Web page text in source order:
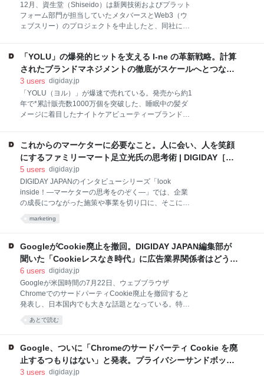
移行している。これは、商品発見やおすすめなどをAI
が生成することを考慮して、マーケターのSEO戦略を
見直す必要があることを意味している。 カリフォルニ
ラマティックマーケティングサミット（Di
12月、資生堂（Shiseido）は新興技術およびプラット
フォーム部門が担当していたメタバースとWeb3（ウ
ェブスリー）のプロジェクトを中止したと、同社に最
るリーダーシップ職の廃止を含む、資生堂内の一連の
戦略的変化に続くものだ。これらの調整は、11月に
2024年第3四半期の業績が発表されたあと数カ月のあ
いだに明らかにされた。前年と比較して、資生堂の連
結純売上高は8％落ち込み、営業利益は約6960万ドル
（約108億円）減少した。同社は通年のコア営業利益
資生堂のWeb3とメタバースのプロジェクトには、バ
ーチャルビューティー体験、NFT、メタバースコラボ
レーションが含まれていた。2
「YOLU」の爆発的ヒットを支える I-ne の革新戦略。計算
されたブランドマネジメントの徹底がスケールへとつなが
る | DIGIDAY［日本版］
3 users digiday.jp
「YOLU（ヨル）」が爆速で売れている。発売から約1
年で*累計販売数1000万個を突破した、睡眠中の髪ダ
メージに着目したナイトケアビューティーブランド
爆速で売れている。発売から約1年で*累計販売数1000
万個を突破した、睡眠中の髪ダメージに着目したナイ
トケアビューティーブランドだ。累計1億6000万本を
売り上げている「BOTANIST（ボタニスト）」（同
社）の再来と言われ、2023年のドラッグストア市場で
は売り上げ1位を獲得。 *「YOLU」全カテゴリーの累
とも売れたヘアケアブランドということになる。爆発
ne（アイエヌイー）のセオリーがあった。 企業の成長
につながった施策や事業を切り
これからのマーケターに必要なこと。人に会い、人を笑顔
にするファミリーマート足立光氏の思考術 | DIGIDAY［日
本版］
5 users digiday.jp
DIGIDAY JAPANのインタビューシリーズ「look
inside！―マーケターの思考をのぞく―」では、企業
の成長につながった施策や事業を切り口に、そこに秘
量」「 […] DIGIDAY JAPANのインタビューシリーズ
は、企業の成長につながった施策や事業を切り口に、
そこに秘めたマーケターの想いや思考を追っていく。
「40％増量」「生コッペパン」「ファミリーにゃ～ト
る」、Tシャツや靴下を含む幅広いラインナップのプ
ライベートブランド「コンビニエンスウェア」、コン
ビニ業界初のファッションショー「ファミフェス」
――と、話題性の高い仕掛けを次々と繰り出すファミ
marketing
GoogleがCookie廃止を撤回。DIGIDAY JAPAN編集部が
聞いた「Cookieレスなき時代」に広告業界関係者はどう向
き合うのか？ | DIGIDAY［日本版］
6 users digiday.jp
Googleが米国時間の7月22日、ウェブブラウザ
ChromeでのサードパーティCookie廃止を撤回すると
発表し、日本国内でも大きな話題となっている。特
に、デジタル広告の業界関係者のあいだでは、ポスト
Cookie時代の […] Googleが米国時間の7月22日、ウェ
撤回すると発表し、日本国内でも大きな話題となって
いる。特に、デジタル広告の業界関係者のあいだで
は、ポストCookie時代のデータ活用のあり方が議論の
あとで読む
Google、ついに「Chromeのサードパーティ Cookie を廃
止するつもりはない」と発表。プライバシーサンドボック
スの今後についても言及 | DIGIDAY［日本版］
3 users digiday.jp